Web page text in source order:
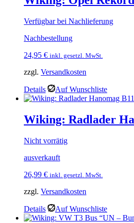
Verfügbar bei Nachlieferung
Nachbestellung
24,95 € inkl. gesetzl. MwSt.
zzgl. Versandkosten
Details Auf Wunschliste
Wiking: Radlader
Nicht vorrätig
ausverkauft
26,99 € inkl. gesetzl. MwSt.
zzgl. Versandkosten
Details Auf Wunschliste